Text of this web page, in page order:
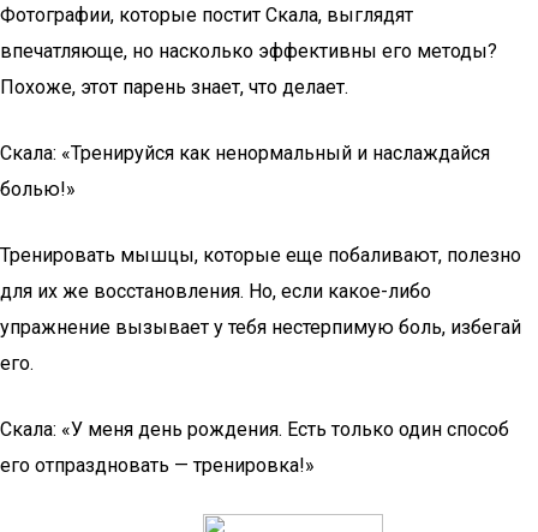
Фотографии, которые постит Скала, выглядят
впечатляюще, но насколько эффективны его методы?
Похоже, этот парень знает, что делает.
Скала: «Тренируйся как ненормальный и наслаждайся
болью!»
Тренировать мышцы, которые еще побаливают, полезно
для их же восстановления. Но, если какое-либо
упражнение вызывает у тебя нестерпимую боль, избегай
его.
Скала: «У меня день рождения. Есть только один способ
его отпраздновать — тренировка!»